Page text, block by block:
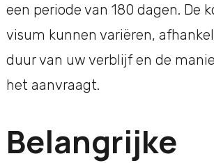
een periode van 180 dagen. De
visum kunnen variëren,
duur van uw verblijf en de
het aanvraagt.
Belangrijke